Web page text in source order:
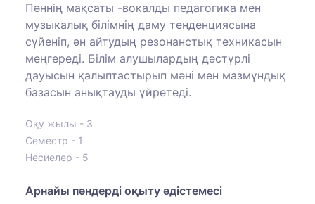
Пәннің мақсаты -вокалды педагогика мен
музыкалық білімнің даму тенденциясына
сүйеніп, ән айтудың резонанстық техникасын
меңгереді. Білім алушылардың дәстүрлі
дауысын қалыптастырып мәні мен мазмұндық
базасын анықтауды үйретеді.
Оқу жылы - 3
Семестр - 1
Несиелер - 5
Арнайы пәндерді оқыту әдістемесі